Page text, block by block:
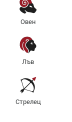
Овен
Лъв
Стрелец